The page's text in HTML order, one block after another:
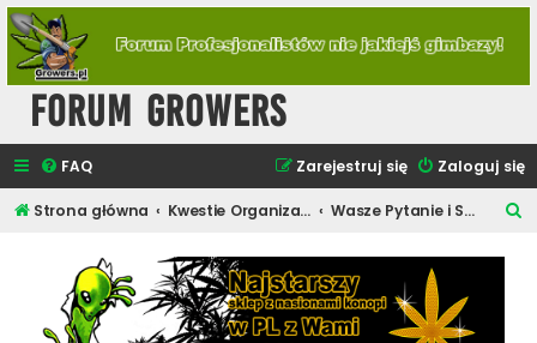
Forum Growers
FAQ Zaloguj się
Zarejestruj się
Strona główna Kwestie Organizacyjne Forum Wasze Pytanie i Sugestie